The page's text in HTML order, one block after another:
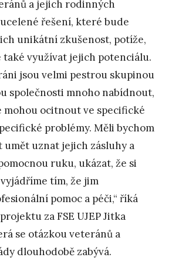
a jejich rodinných
řešení, které bude
unikátní zkušenost, potíže,
také využívat jejich potenciálu.
jsou velmi pestrou skupinou
společnosti mnoho nabídnout,
mohou ocitnout ve specifické
problémy. Měli bychom
umět uznat jejich zásluhy a
ruku, ukázat, že si
tím, že jim
pomoc a péči,“ říká
za FSE UJEP Jitka
se otázkou veteránů a
dlouhodobě zabývá.